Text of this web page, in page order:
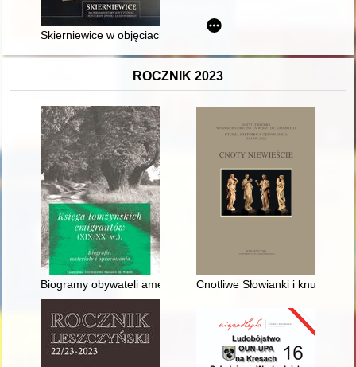
Skierniewice w objęciach starych pocztówek i fotografii
ROCZNIK 2023
Biogramy obywateli amerykańskich urodzonych na terenie
Cnotliwe Słowianki i knujące